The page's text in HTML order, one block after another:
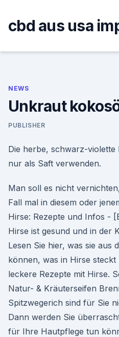
content
cbd aus usa
NEWS
Unkraut
PUBLISHER
Die herbe, schwarz-
nur als Saft verwenden.
Man soll es nicht
Fall mal in diesem oder
Hirse: Rezepte und Infos -
Hirse ist gesund und in der
Lesen Sie hier, was sie aus
können, was in Hirse steckt
leckere Rezepte mit Hirse.
Natur- & Kräuterseifen
Spitzwegerich sind für Sie
Dann werden Sie
für Ihre Hautpflege tun